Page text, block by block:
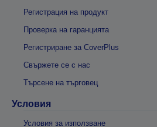
Регистрация на продукт
Проверка на гаранцията
Регистриране за CoverPlus
Свържете се с нас
Търсене на търговец
Условия
Условия за използване